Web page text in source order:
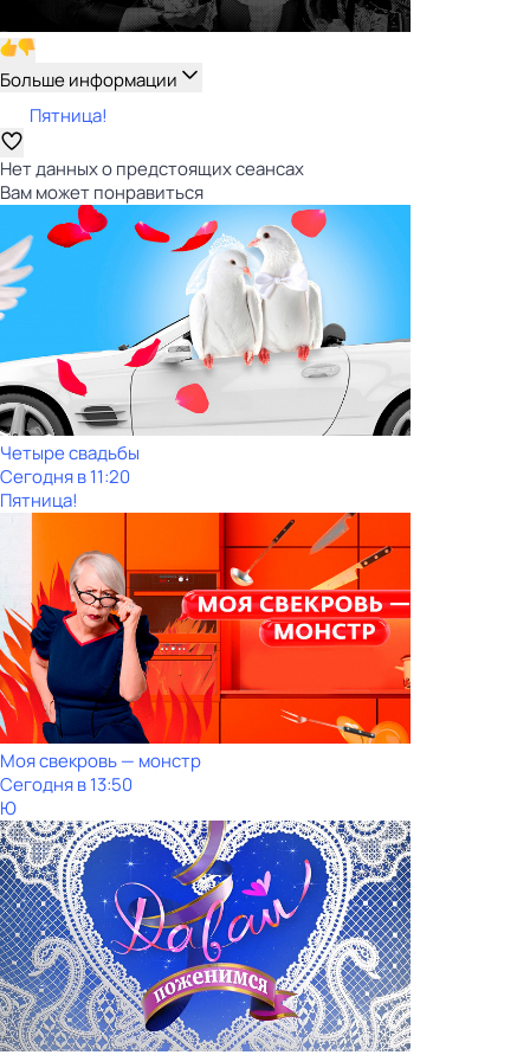
Больше информации
Пятница!
Нет данных о предстоящих сеансах
Вам может понравиться
Четыре свадьбы
Сегодня в 11:20
Пятница!
Моя свекровь — монстр
Сегодня в 13:50
Ю